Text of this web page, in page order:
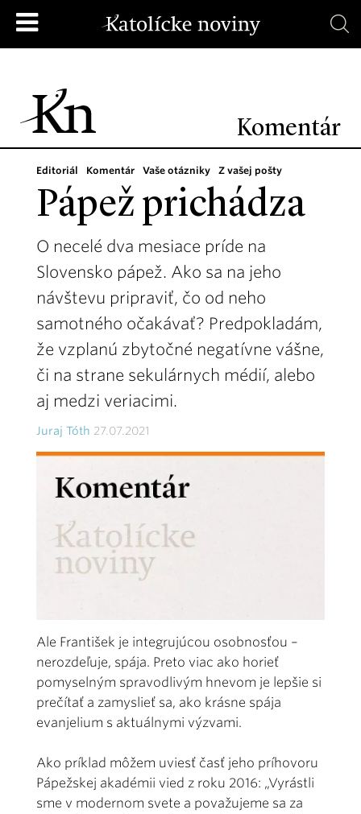
Komentár
Editoriál Komentár Vaše otázniky Z vašej pošty
Pápež prichádza
O necelé dva mesiace príde na
Slovensko pápež. Ako sa na jeho
návštevu pripraviť, čo od neho
samotného očakávať? Predpokladám,
že vzplanú zbytočné negatívne vášne,
či na strane sekulárnych médií, alebo
aj medzi veriacimi.
Juraj Tóth 27.07.2021
Ale František je integrujúcou osobnosťou –
nerozdeľuje, spája. Preto viac ako horieť
pomyselným spravodlivým hnevom je lepšie si
prečítať a zamyslieť sa, ako krásne spája
evanjelium s aktuálnymi výzvami.
Ako príklad môžem uviesť časť jeho príhovoru
Pápežskej akadémii vied z roku 2016: „Vyrástli
sme v modernom svete a považujeme sa za